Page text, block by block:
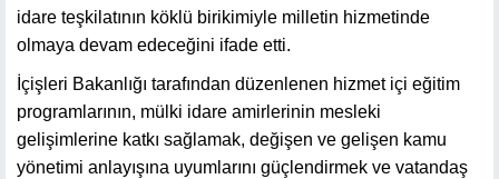
idare teşkilatının köklü birikimiyle milletin hizmetinde
olmaya devam edeceğini ifade etti.
İçişleri Bakanlığı tarafından düzenlenen hizmet içi eğitim
programlarının, mülki idare amirlerinin mesleki
gelişimlerine katkı sağlamak, değişen ve gelişen kamu
yönetimi anlayışına uyumlarını güçlendirmek ve vatandaş